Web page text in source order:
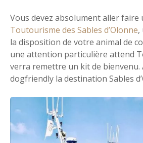
Vous devez absolument aller faire
Toutourisme des Sables d’Olonne,
la disposition de votre animal de
une attention particulière attend
verra remettre un kit de bienvenu.
dogfriendly la destination Sables